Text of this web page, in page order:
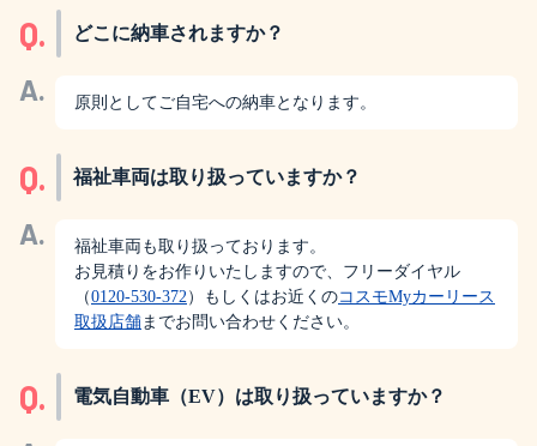
Q. どこに納車されますか？
A. 原則としてご自宅への納車となります。
Q. 福祉車両は取り扱っていますか？
A.
福祉車両も取り扱っております。
お見積りをお作りいたしますので、フリーダイヤル
（0120-530-372）もしくはお近くのコスモMyカーリース
取扱店舗までお問い合わせください。
Q. 電気自動車（EV）は取り扱っていますか？